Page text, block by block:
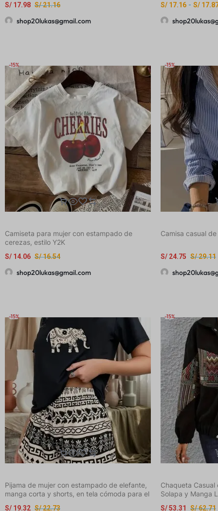
rasgados para mujer, perfecto para
vacaciones y ropa casual, ropa de playa
casual | Detalles de encaje | Tela elástica
S/21.16
S/ 17.98
shop20lukas@gmail.com
S/ 17.16 - S/
-15%
Camiseta para mujer con estampado de
cerezas, estilo Y2K
S/16.54
S/ 14.06
shop20lukas@gmail.com
-15%
Camisa casual
S/29.11
S/ 24.75
-15%
Pijama de mujer con estampado de elefante,
manga corta y shorts, en tela cómoda para el
S/22.73
S/ 19.32
-15%
Chaqueta
Solapa y Manga
S/62.71
S/53.31